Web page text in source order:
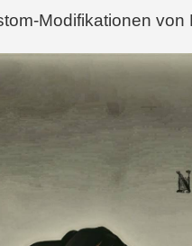
Modifikationen